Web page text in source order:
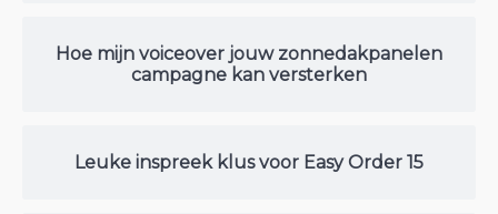
Hoe mijn voiceover jouw zonnedakpanelen
campagne kan versterken
Leuke inspreek klus voor Easy Order 15